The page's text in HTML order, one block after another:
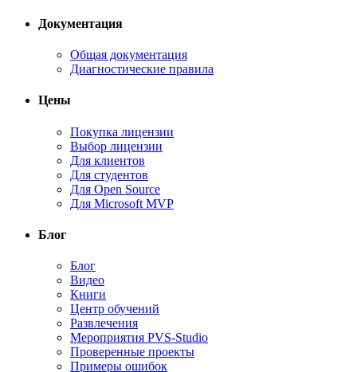
Документация
Общая документация
Диагностические правила
Цены
Покупка лицензии
Выбор лицензии
Для клиентов
Для студентов
Для Open Source
Для Microsoft MVP
Блог
Блог
Видео
Книги
Центр обучений
Развлечения
Мероприятия PVS-Studio
Проверенные проекты
Примеры ошибок